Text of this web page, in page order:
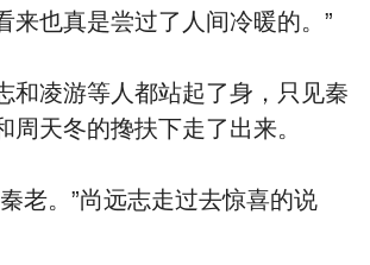
来也真是尝过了人间冷暖的。”
凌游等人都站起了身，只见秦
周天冬的搀扶下走了出来。
。”尚远志走过去惊喜的说